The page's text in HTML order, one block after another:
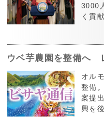
3000
く貢献
ウベ芋農園を整備へ
オル
整備
案提
興を